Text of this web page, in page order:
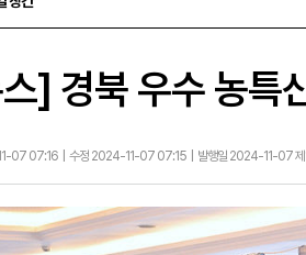
] 경북 우수 농특
07 07:16 | 수정 2024-11-07 07:15 | 발행일 2024-11-07 제